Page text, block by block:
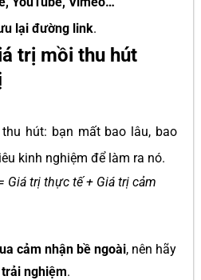
lại đường link.
trị mồi thu hút
hút: bạn mất bao lâu, bao
kinh nghiệm để làm ra nó.
Giá trị thực tế + Giá trị cảm
cảm nhận bề ngoài, nên hãy
nghiệm.